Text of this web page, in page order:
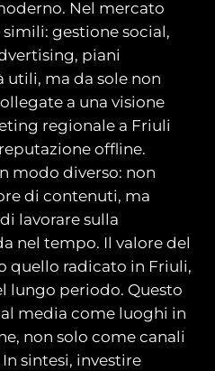
Nel mercato
gestione social,
piani
ma da sole non
a una visione
regionale a Friuli
offline.
modo diverso: non
di contenuti, ma
lavorare sulla
nel tempo. Il valore del
quello radicato in Friuli,
lungo periodo. Questo
media come luoghi in
non solo come canali
sintesi, investire